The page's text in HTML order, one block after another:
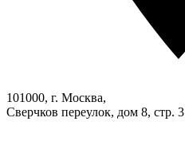
101000, г. Москва,
Сверчков переулок, дом 8, стр. 3